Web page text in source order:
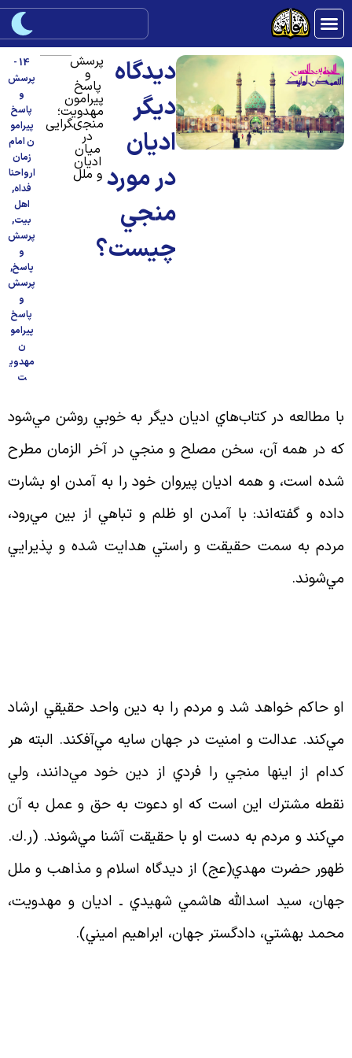
ديدگاه
ديگر
اديان
در مورد
منجي
چيست؟
پرسش
و
پاسخ
پیرامون
مهدویت؛
منجى‏گرايى
ميان
اديان
و ملل
14 -
پرسش
پاسخ
پیرامو
ن امام
زمان
ارواحنا
فداه,
اهل
بیت,
پرسش
پاسخ,
پرسش
پاسخ
پیرامو
مهدوی
مطالعه در كتاب‌هاي اديان ديگر به خوبي روشن مي‌شود
در همه آن، سخن مصلح و منجي در آخر الزمان مطرح
است، و همه‌ اديان پيروان خود را به آمدن او بشارت
و گفته‌اند: با آمدن او ظلم و تباهي از بين مي‌رود،
به سمت حقيقت و راستي هدايت شده و پذيرايي
.
حاكم خواهد شد و مردم را به دين واحد حقيقي ارشاد
عدالت و امنيت در جهان سايه مي‌آفكند. البته هر
از اينها منجي را فردي از دين خود مي‌دانند، ولي
مشترك اين است كه او دعوت به حق و عمل به آن
و مردم به دست او با حقيقت آشنا مي‌شوند. (ر.ك.
حضرت مهدي(عج) از ديدگاه اسلام و مذاهب و ملل
سيد اسدالله هاشمي شهيدي ـ اديان و مهدويت،
بهشتي، دادگستر جهان، ابراهيم اميني).